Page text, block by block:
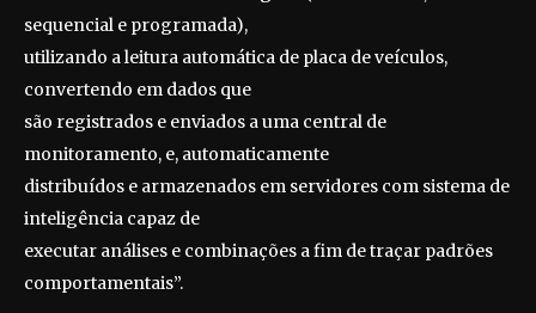
sequencial e programada),
utilizando a leitura automática de placa de veículos,
convertendo em dados que
são registrados e enviados a uma central de
monitoramento, e, automaticamente
distribuídos e armazenados em servidores com sistema de
inteligência capaz de
executar análises e combinações a fim de traçar padrões
comportamentais”.